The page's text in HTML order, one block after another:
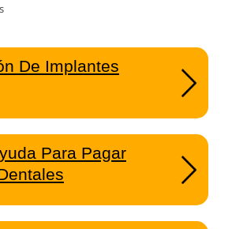
De Implantes
Para Pagar